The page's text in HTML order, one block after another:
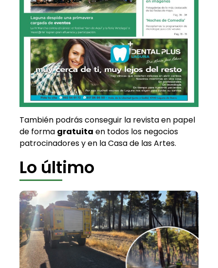
También podrás conseguir la revista en papel
de forma gratuita en todos los negocios
patrocinadores y en la Casa de las Artes.
Lo último